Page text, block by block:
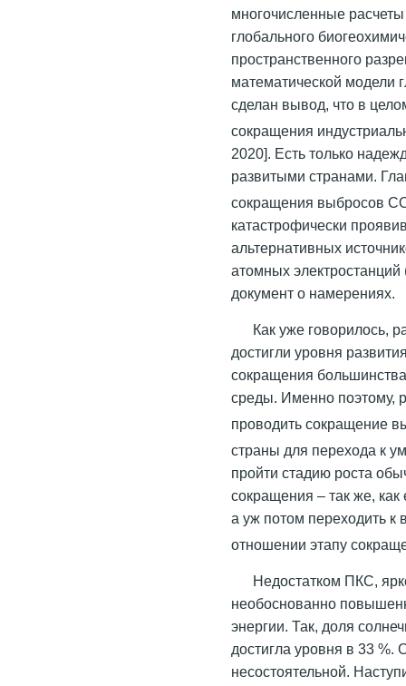
многочисленные
глобального
пространственного
математической модели
сделан вывод, что в
сокращения
2020]. Есть только
развитыми странами.
сокращения выбросов
катастрофически
альтернативных
атомных
документ о намерениях.
Как уже говорилось,
достигли уровня
сокращения
среды. Именно поэтому,
проводить сокращение
страны для перехода к
пройти стадию роста
сокращения – так же,
а уж потом переходить к
отношении этапу
Недостатком ПКС,
необоснованно
энергии. Так, доля
достигла уровня в 33 %.
несостоятельной.